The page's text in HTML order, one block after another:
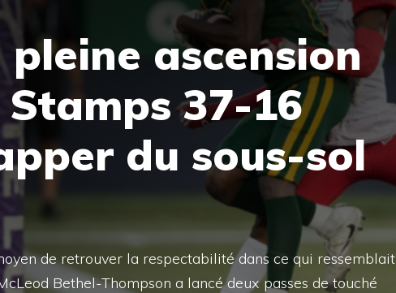
pleine ascension
37-16
du sous-sol
de retrouver la respectabilité dans ce qui ressemblait
Bethel-Thompson a lancé deux passes de touché